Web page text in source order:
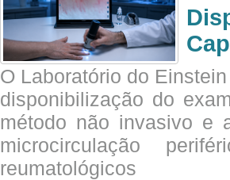
O Laboratório do
disponibilização do
método não invasivo e
microcirculação
reumatológicos